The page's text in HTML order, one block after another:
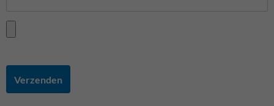
Verzenden